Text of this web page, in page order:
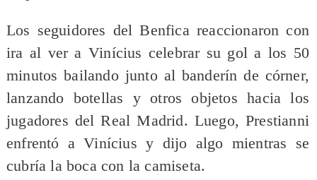
Los seguidores del Benfica reaccionaron con
ira al ver a Vinícius celebrar su gol a los 50
minutos bailando junto al banderín de córner,
lanzando botellas y otros objetos hacia los
jugadores del Real Madrid. Luego, Prestianni
enfrentó a Vinícius y dijo algo mientras se
cubría la boca con la camiseta.